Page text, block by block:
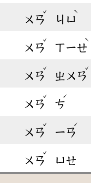
ㄨㄢ
ˇ
ㄐㄩ
ˋ
ㄨㄢ
ˇ
ㄒㄧㄝ
ˋ
ㄨㄢ
ˇ
ㄓㄨㄢ
ˇ
ㄨㄢ
ˇ
ㄘ
ˊ
ㄨㄢ
ˇ
ㄧㄢ
ˊ
ㄨㄢ
ˇ
ㄩㄝ